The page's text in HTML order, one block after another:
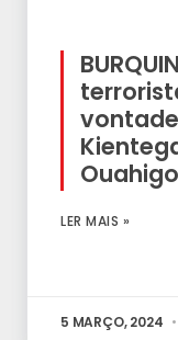
LER MAIS »
5 MARÇO, 2024